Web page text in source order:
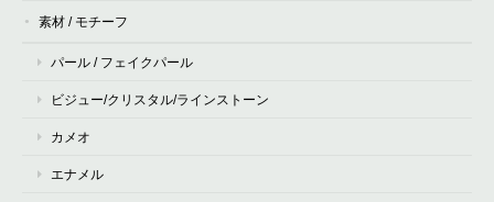
素材 / モチーフ
パール / フェイクパール
ビジュー/クリスタル/ラインストーン
カメオ
エナメル